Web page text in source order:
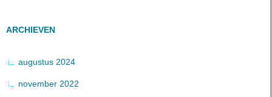
ARCHIEVEN
augustus 2024
november 2022